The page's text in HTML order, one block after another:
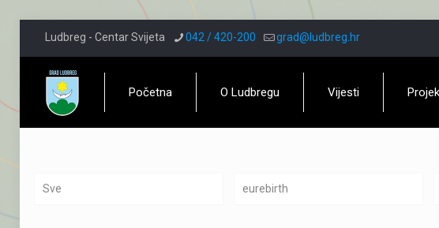
Ludbreg - Centar Svijeta 042 / 420-200 grad@ludbreg.hr
Početna O Ludbregu Vijesti
Sve eurebirth